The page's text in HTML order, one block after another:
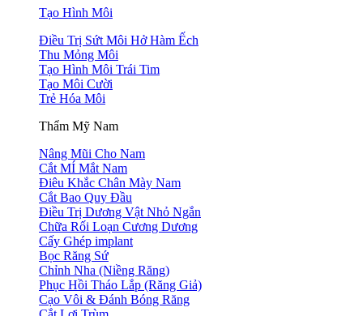
Tạo Hình Môi
Điều Trị Sứt Môi Hở Hàm Ếch
Thu Mỏng Môi
Tạo Hình Môi Trái Tim
Tạo Môi Cười
Trẻ Hóa Môi
Thẩm Mỹ Nam
Nâng Mũi Cho Nam
Cắt MÍ Mắt Nam
Điêu Khắc Chân Mày Nam
Cắt Bao Quy Đầu
Điều Trị Dương Vật Nhỏ Ngắn
Chữa Rối Loạn Cương Dương
Cấy Ghép implant
Bọc Răng Sứ
Chỉnh Nha (Niềng Răng)
Phục Hồi Tháo Lắp (Răng Giả)
Cạo Vôi & Đánh Bóng Răng